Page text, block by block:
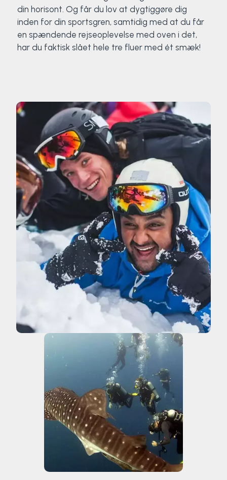
din horisont. Og får du lov at dygtiggøre dig
inden for din sportsgren, samtidig med at du får
en spændende rejseoplevelse med oven i det,
har du faktisk slået hele tre fluer med ét smæk!